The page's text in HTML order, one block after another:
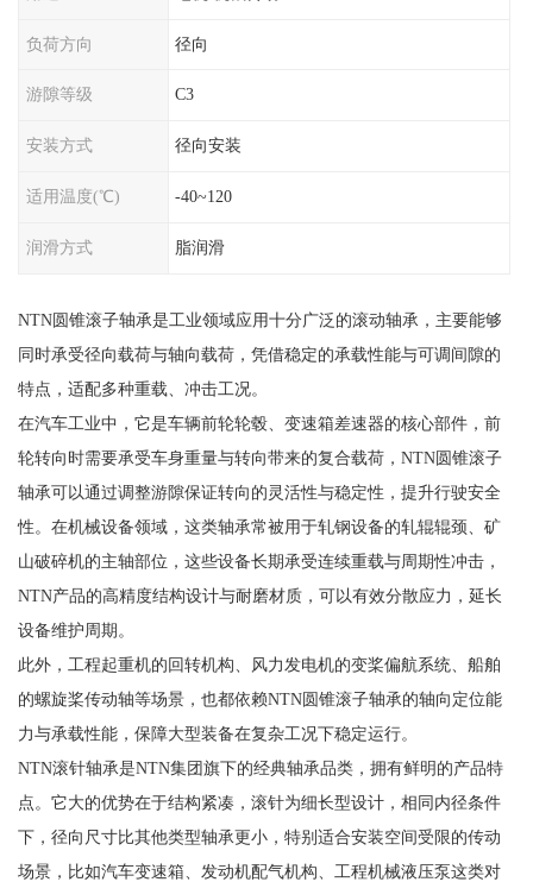
负荷方向 径向
游隙等级 C3
安装方式 径向安装
适用温度(℃) -40~120
润滑方式 脂润滑
NTN圆锥滚子轴承是工业领域应用十分广泛的滚动轴承，主要能够
同时承受径向载荷与轴向载荷，凭借稳定的承载性能与可调间隙的
特点，适配多种重载、冲击工况。
在汽车工业中，它是车辆前轮轮毂、变速箱差速器的核心部件，前
轮转向时需要承受车身重量与转向带来的复合载荷，NTN圆锥滚子
轴承可以通过调整游隙保证转向的灵活性与稳定性，提升行驶安全
性。在机械设备领域，这类轴承常被用于轧钢设备的轧辊辊颈、矿
山破碎机的主轴部位，这些设备长期承受连续重载与周期性冲击，
NTN产品的高精度结构设计与耐磨材质，可以有效分散应力，延长
设备维护周期。
此外，工程起重机的回转机构、风力发电机的变桨偏航系统、船舶
的螺旋桨传动轴等场景，也都依赖NTN圆锥滚子轴承的轴向定位能
力与承载性能，保障大型装备在复杂工况下稳定运行。
NTN滚针轴承是NTN集团旗下的经典轴承品类，拥有鲜明的产品特
点。它大的优势在于结构紧凑，滚针为细长型设计，相同内径条件
下，径向尺寸比其他类型轴承更小，特别适合安装空间受限的传动
场景，比如汽车变速箱、发动机配气机构、工程机械液压泵这类对